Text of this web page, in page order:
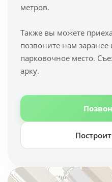
метров.
Также вы можете
позвоните нам
парковочное место.
арку.